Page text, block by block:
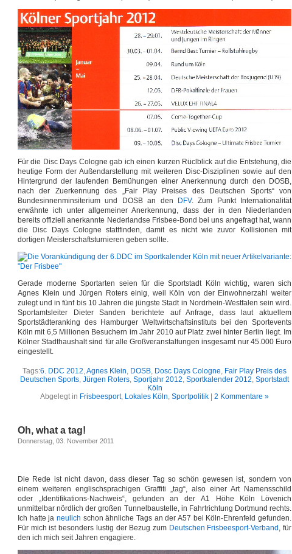
Für die Disc Days Cologne gab ich einen kurzen Rüclblick auf die Entstehung, die
heutige Form der Außendarstellung mit weiteren Disc-Disziplinen sowie auf den
Hintergrund der laufenden Bemühungen einer Anerkennung durch den DOSB,
nach der Zuerkennung des „Fair Play Preises des Deutschen Sports“ von
Bundesinnenminsiterium und DOSB an den
DFV. Zum Punkt Internationalität
erwähnte ich unter allgemeiner Anerkennung, dass der in den Niederlanden
bereits offiziell anerkannte Nederlandse Frisbee-Bond bei uns angefragt hat, wann
die Disc Days Cologne stattfinden, damit es nicht wie zuvor Kollisionen mit
dortigen Meisterschaftsturnieren geben sollte.
Gerade moderne Sportarten seien für die Sportstadt Köln wichtig, waren sich
Agnes Klein und Jürgen Roters einig, weil Köln von der Einwohnerzahl weiter
zulegt und in fünf bis 10 Jahren die jüngste Stadt in Nordrhein-Westfalen sein wird.
Sportamtsleiter Dieter Sanden berichtete auf Anfrage, dass laut aktuellem
Sportstädteranking des Hamburger Weltwirtschaftsinstituts bei den Sportevents
Köln mit 6,5 Millionen Besuchern im Jahr 2010 auf Platz zwei hinter Berlin liegt. Im
Kölner Stadthaushalt sind für alle Großveranstaltungen insgesamt nur 45.000 Euro
eingestellt.
Tags:6. DDC 2012,Agnes Klein, DOSB, Dosc Days Cologne, Fair Play Preis des
Deutschen Sports, Jürgen Roters, Sportjahr 2012, Sportkalender 2012, Sportstadt
Köln
Abgelegt in Frisbeesport, Lokales Köln, Sportpolitik 2 Kommentare »
Oh, what a tag!
Donnerstag, 03. November 2011
Die Rede ist nicht davon, dass dieser Tag so schön gewesen ist, sondern von
einem weiteren englischsprachigen Graffiti „tag“, also einer Art Namensschild
oder „Identifikations-Nachweis“, gefunden an der A1 Höhe Köln Lövenich
unmittelbar nördlich der großen Tunnelbaustelle, in Fahrtrichtung Dortmund rechts.
Ich hatte ja neulich schon ähnliche Tags an der A57 bei Köln-Ehrenfeld gefunden.
Für mich ist besonders lustig der Bezug zum Deutschen Frisbeesport-Verband , für
den ich mich seit Jahren engagiere.